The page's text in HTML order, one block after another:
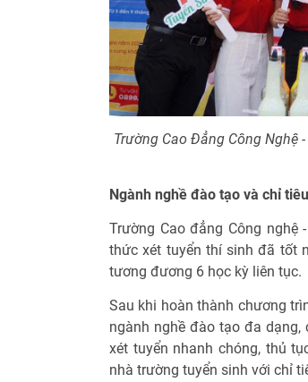
Trường Cao Đẳng Công Nghệ
Ngành nghề đào tạo và chỉ
Trường Cao đẳng Công
thức xét tuyển thí sinh đã tốt
tương đương 6 học kỳ liên tục.
Sau khi hoàn thành chương
ngành nghề đào tạo đa
xét tuyển nhanh chóng, thủ
nhà trường tuyển sinh với chỉ